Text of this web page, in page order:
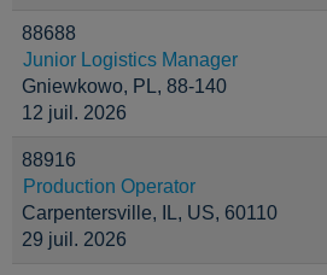
88688
Junior Logistics Manager
Gniewkowo, PL, 88-140
12 juil. 2026
88916
Production Operator
Carpentersville, IL, US, 60110
29 juil. 2026